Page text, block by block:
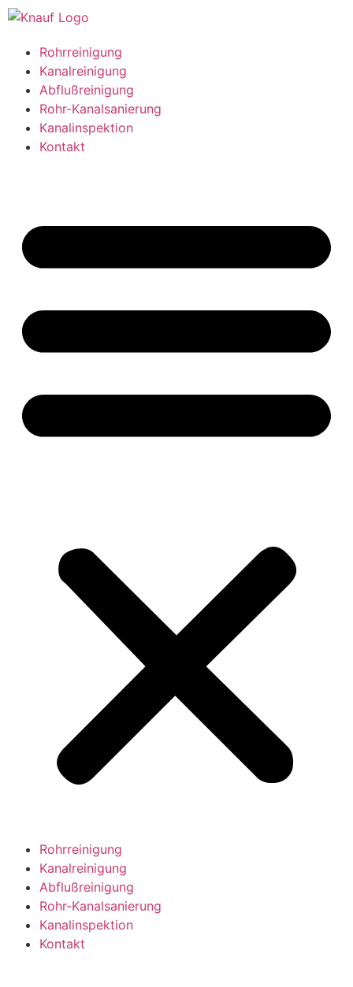
Rohrreinigung
Kanalreinigung
Abflußreinigung
Rohr-Kanalsanierung
Kanalinspektion
Kontakt
Rohrreinigung
Kanalreinigung
Abflußreinigung
Rohr-Kanalsanierung
Kanalinspektion
Kontakt